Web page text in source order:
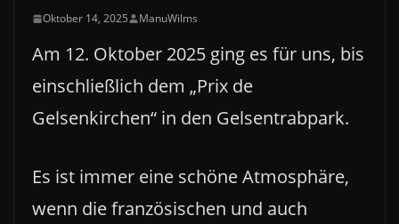
Oktober 14, 2025 ManuWilms
Am 12. Oktober 2025 ging es für uns, bis
einschließlich dem „Prix de
Gelsenkirchen“ in den Gelsentrabpark.
Es ist immer eine schöne Atmosphäre,
wenn die französischen und auch